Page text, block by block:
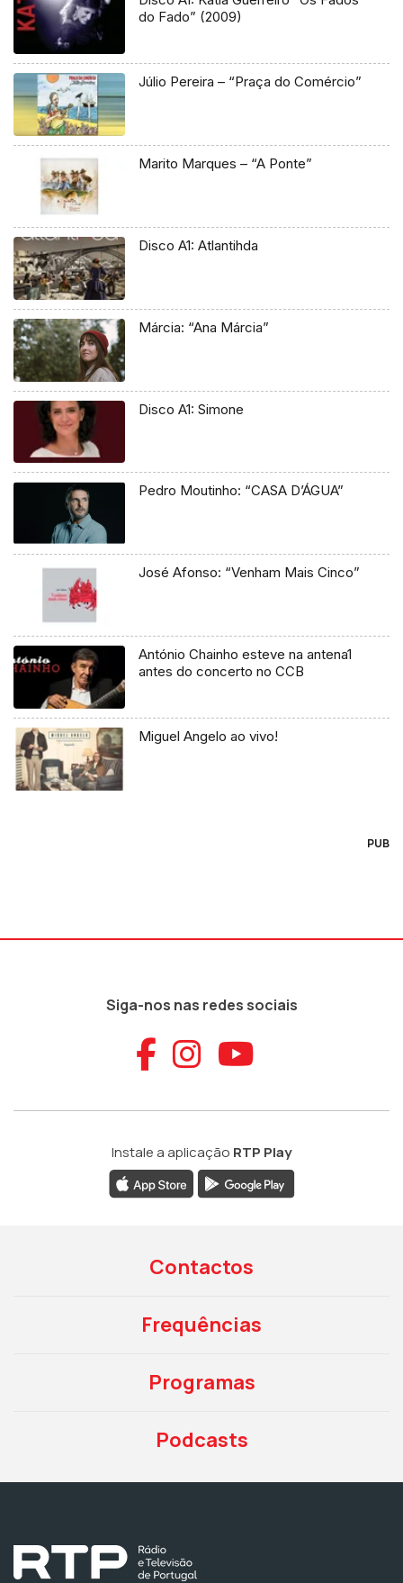
do Fado” (2009)
Júlio Pereira – “Praça do Comércio”
Marito Marques – “A Ponte”
Disco A1: Atlantihda
Márcia: “Ana Márcia”
Disco A1: Simone
Pedro Moutinho: “CASA D’ÁGUA”
José Afonso: “Venham Mais Cinco”
António Chainho esteve na antena1
antes do concerto no CCB
Miguel Angelo ao vivo!
PUB
Siga-nos nas redes sociais
Aceder ao
Aceder ao
Aceder
Instale a aplicação RTP Play
Contactos
Frequências
Programas
Podcasts